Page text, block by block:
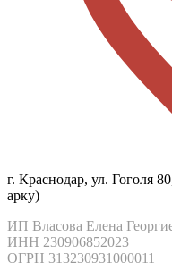
г. Краснодар, ул. Гоголя
арку)
ИП Власова Елена
ИНН 230906852023
ОГРН 313230931000011